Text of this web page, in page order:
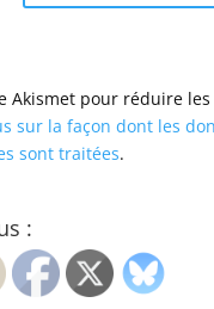
Akismet pour réduire
sur la façon dont les
sont traitées.
: